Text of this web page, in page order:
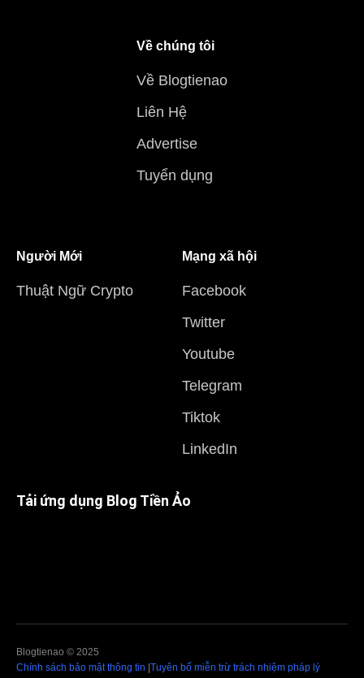
Về chúng tôi
Về Blogtienao
Liên Hệ
Advertise
Tuyển dụng
Người Mới
Thuật Ngữ Crypto
Mạng xã hội
Facebook
Twitter
Youtube
Telegram
Tiktok
LinkedIn
Tải ứng dụng Blog Tiền Ảo
Blogtienao © 2025
Chính sách bảo mật thông tin Tuyên bố miễn trừ trách nhiệm pháp lý